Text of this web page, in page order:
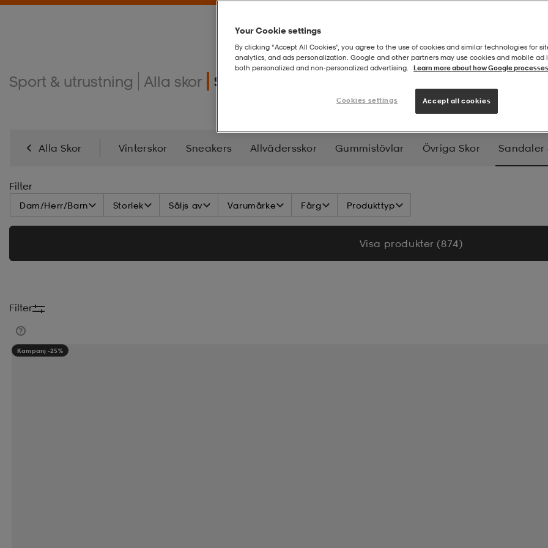
Sport & utrustning Alla skor Sandaler & tofflor
Alla Skor Vinterskor Sneakers Allvädersskor Gummistövlar Övriga Skor Sandaler
Filter
Dam/Herr/Barn Storlek Säljs av Varumärke Färg Produkttyp
Visa produkter (874)
Filter
Kampanj -25%
Your Cookie settings
By clicking “Accept All Cookies”, you agree to the use of cookies and similar technologies for
analytics, and ads personalization. Google and other partners may use cookies and mobile ad
both personalized and non‑personalized advertising.
Learn more about how Google
Cookies settings Accept all cookies